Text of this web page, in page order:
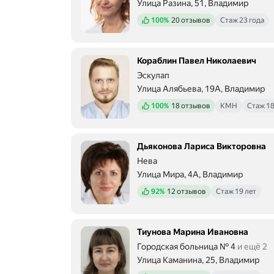
Улица Разина, 51, Владимир
Положительных отзывов
100% 20 отзывов Стаж 23 года
Кораблин Павел Николаевич
Эскулап
Улица Алябьева, 19А, Владимир
Положительных отзывов
100% 18 отзывов КМН Стаж
Дьяконова Лариса Викторовна
Нева
Улица Мира, 4А, Владимир
Положительных отзывов
92% 12 отзывов Стаж 19 лет
Тиунова Марина Ивановна
Городская больница № 4 и ещё 2
Улица Каманина, 25, Владимир